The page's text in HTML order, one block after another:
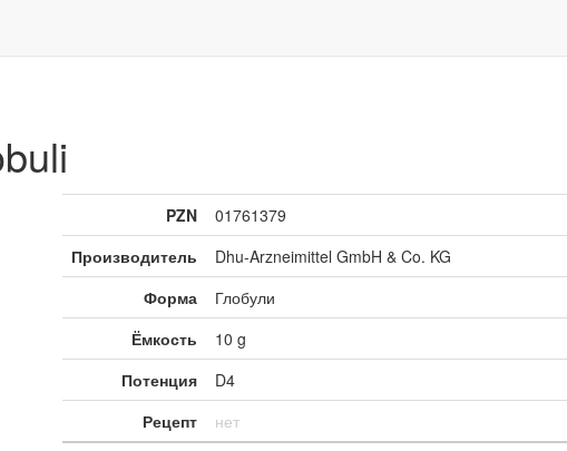
PZN
01761379
Производитель
Dhu-Arzneimittel GmbH & Co. KG
Форма
Глобули
Ёмкость
10 g
Потенция
D4
Рецепт
нет